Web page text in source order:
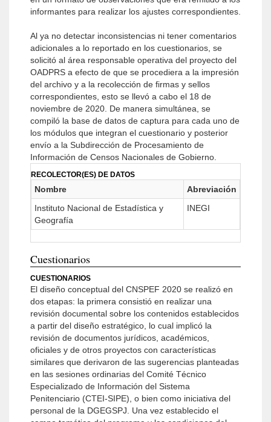
informantes para realizar los ajustes correspondientes.
Al ya no detectar inconsistencias ni tener comentarios
adicionales a lo reportado en los cuestionarios, se
solicitó al área responsable operativa del proyecto del
OADPRS a efecto de que se procediera a la impresión
del archivo y a la recolección de firmas y sellos
correspondientes, esto se llevó a cabo el 18 de
noviembre de 2020. De manera simultánea, se
compiló la base de datos de captura para cada uno de
los módulos que integran el cuestionario y posterior
envío a la Subdirección de Procesamiento de
Información de Censos Nacionales de Gobierno.
RECOLECTOR(ES) DE DATOS
Nombre
Abreviación
Instituto Nacional de Estadística y
Geografía
INEGI
Cuestionarios
CUESTIONARIOS
El diseño conceptual del CNSPEF 2020 se realizó en
dos etapas: la primera consistió en realizar una
revisión documental sobre los contenidos establecidos
a partir del diseño estratégico, lo cual implicó la
revisión de documentos jurídicos, académicos,
oficiales y de otros proyectos con características
similares que derivaron de las sugerencias planteadas
en las sesiones ordinarias del Comité Técnico
Especializado de Información del Sistema
Penitenciario (CTEI-SIPE), o bien como iniciativa del
personal de la DGEGSPJ. Una vez establecido el